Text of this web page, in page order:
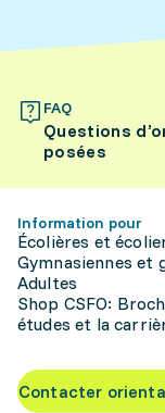
FAQ
Questions
posées
Information pour
Écolières et
Gymnasiennes et
Adultes
Shop CSFO:
études et la
Contacter